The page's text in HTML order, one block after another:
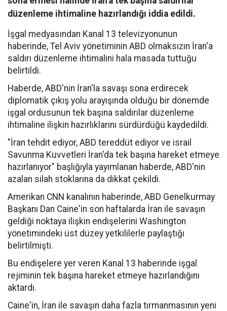
düzenleme ihtimaline hazırlandığı iddia edildi.
İşgal medyasından Kanal 13 televizyonunun
haberinde, Tel Aviv yönetiminin ABD olmaksızın İran'a
saldırı düzenleme ihtimalini hala masada tuttuğu
belirtildi.
Haberde, ABD'nin İran'la savaşı sona erdirecek
diplomatik çıkış yolu arayışında olduğu bir dönemde
işgal ordusunun tek başına saldırılar düzenleme
ihtimaline ilişkin hazırlıklarını sürdürdüğü kaydedildi.
"İran tehdit ediyor, ABD tereddüt ediyor ve israil
Savunma Kuvvetleri İran'da tek başına hareket etmeye
hazırlanıyor" başlığıyla yayımlanan haberde, ABD'nin
azalan silah stoklarına da dikkat çekildi.
Amerikan CNN kanalının haberinde, ABD Genelkurmay
Başkanı Dan Caine'in son haftalarda İran ile savaşın
geldiği noktaya ilişkin endişelerini Washington
yönetimindeki üst düzey yetkililerle paylaştığı
belirtilmişti.
Bu endişelere yer veren Kanal 13 haberinde işgal
rejiminin tek başına hareket etmeye hazırlandığını
aktardı.
Caine'in, İran ile savaşın daha fazla tırmanmasının yeni